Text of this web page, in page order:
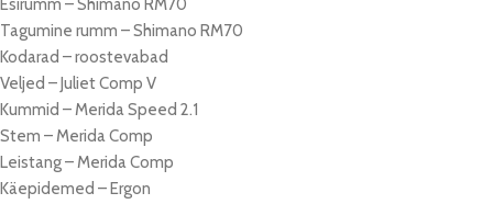
Esirumm – Shimano RM70
Tagumine rumm – Shimano RM70
Kodarad – roostevabad
Veljed – Juliet Comp V
Kummid – Merida Speed 2.1
Stem – Merida Comp
Leistang – Merida Comp
Käepidemed – Ergon